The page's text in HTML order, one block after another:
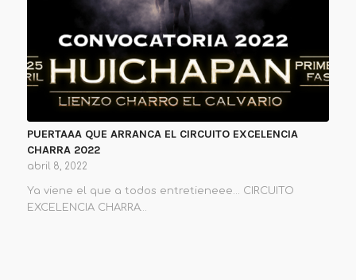
PUERTAAA QUE ARRANCA EL CIRCUITO EXCELENCIA
CHARRA 2022
abril 8, 2022
Ya viene el que a todos entretieneee... CIRCUITO
EXCELENCIA CHARRA…